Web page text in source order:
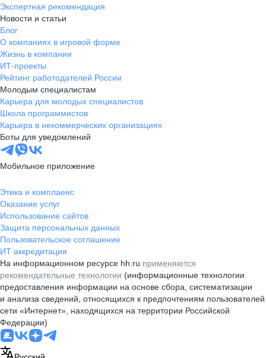
Экспертная рекомендация
Новости и статьи
Блог
О компаниях в игровой форме
Жизнь в компании
ИТ-проекты
Рейтинг работодателей России
Молодым специалистам
Карьера для молодых специалистов
Школа программистов
Карьера в некоммерческих организациях
Боты для уведомлений
Мобильное приложение
Этика и комплаенс
Оказание услуг
Использование сайтов
Защита персональных данных
Пользовательское соглашение
ИТ аккредитация
На информационном ресурсе hh.ru применяются
рекомендательные технологии (информационные технологии
предоставления информации на основе сбора, систематизации
и анализа сведений, относящихся к предпочтениям пользователей
сети «Интернет», находящихся на территории Российской
Федерации)